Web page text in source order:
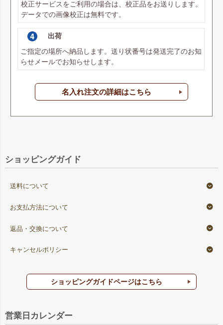
校正サービスをご利用の場合は、校正品をお送りします。
データでの画像校正は無料です。
出荷
ご指定の場所へ納品します。送り状番号は発送完了のお知
らせメールでお知らせします。
名入れ注文の詳細はこちら
ショッピングガイド
送料について
お支払方法について
返品・交換について
キャンセルポリシー
ショッピングガイドページはこちら
営業日カレンダー